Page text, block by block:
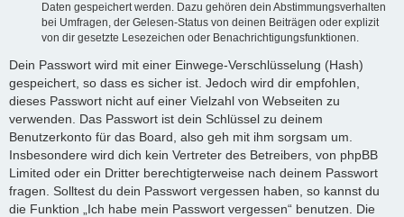
Daten gespeichert werden. Dazu gehören dein Abstimmungsverhalten
bei Umfragen, der Gelesen-Status von deinen Beiträgen oder explizit
von dir gesetzte Lesezeichen oder Benachrichtigungsfunktionen.
Dein Passwort wird mit einer Einwege-Verschlüsselung (Hash)
gespeichert, so dass es sicher ist. Jedoch wird dir empfohlen,
dieses Passwort nicht auf einer Vielzahl von Webseiten zu
verwenden. Das Passwort ist dein Schlüssel zu deinem
Benutzerkonto für das Board, also geh mit ihm sorgsam um.
Insbesondere wird dich kein Vertreter des Betreibers, von phpBB
Limited oder ein Dritter berechtigterweise nach deinem Passwort
fragen. Solltest du dein Passwort vergessen haben, so kannst du
die Funktion „Ich habe mein Passwort vergessen“ benutzen. Die